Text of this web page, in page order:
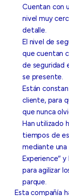
Cuentan con
nivel muy
detalle.
El nivel de
que cuentan
de seguridad
se presente.
Están
cliente, para
que nunca
Han utilizado
tiempos de
mediante una
Experience”
para agilizar
parque.
Esta compañía